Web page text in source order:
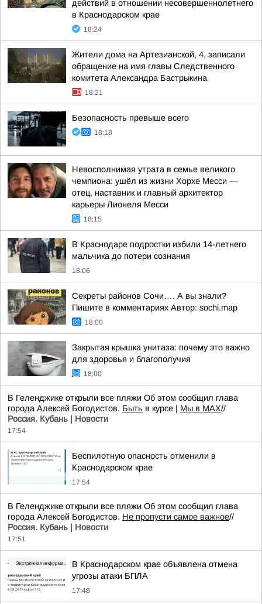
действий в отношении несовершеннолетнего
в Краснодарском крае
18:24
Жители дома на Артезианской, 4, записали
обращение на имя главы Следственного
комитета Александра Бастрыкина
18:21
Безопасность превыше всего
18:18
Невосполнимая утрата в семье великого
чемпиона: ушёл из жизни Хорхе Месси —
отец, наставник и главный архитектор
карьеры Лионеля Месси
18:15
В Краснодаре подростки избили 14-летнего
мальчика до потери сознания
18:06
Секреты районов Сочи…. А вы знали?
Пишите в комментариях Автор: sochi.map
18:00
Закрытая крышка унитаза: почему это важно
для здоровья и благополучия
18:00
В Геленджике открыли все пляжи Об этом сообщил глава
города Алексей Богодистов. Быть в курсе | Мы в MAX//
Россия. Кубань | Новости
17:54
Беспилотную опасность отменили в
Краснодарском крае
17:54
В Геленджике открыли все пляжи Об этом сообщил глава
города Алексей Богодистов. Не пропусти самое важное//
Россия. Кубань | Новости
17:51
В Краснодарском крае объявлена отмена
угрозы атаки БПЛА
17:48